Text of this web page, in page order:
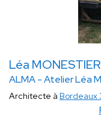
Léa MONESTIER
ALMA - Atelier Léa
Architecte à Bordeaux